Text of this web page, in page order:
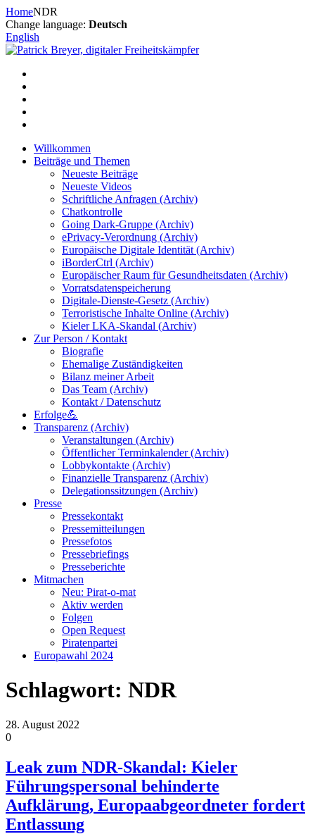
Zum
Inhalt
springen
HomeNDR
Change language: Deutsch
English
Willkommen
Beiträge und Themen
Neueste Beiträge
Neueste Videos
Schriftliche Anfragen (Archiv)
Chatkontrolle
Going Dark-Gruppe (Archiv)
ePrivacy-Verordnung (Archiv)
Europäische Digitale Identität (Archiv)
iBorderCtrl (Archiv)
Europäischer Raum für Gesundheitsdaten (Archiv)
Vorratsdatenspeicherung
Digitale-Dienste-Gesetz (Archiv)
Terroristische Inhalte Online (Archiv)
Kieler LKA-Skandal (Archiv)
Zur Person / Kontakt
Biografie
Ehemalige Zuständigkeiten
Bilanz meiner Arbeit
Das Team (Archiv)
Kontakt / Datenschutz
Erfolge💪
Transparenz (Archiv)
Veranstaltungen (Archiv)
Öffentlicher Terminkalender (Archiv)
Lobbykontakte (Archiv)
Finanzielle Transparenz (Archiv)
Delegationssitzungen (Archiv)
Presse
Pressekontakt
Pressemitteilungen
Pressefotos
Pressebriefings
Presseberichte
Mitmachen
Neu: Pirat-o-mat
Aktiv werden
Folgen
Open Request
Piratenpartei
Europawahl 2024
Schlagwort: NDR
28. August 2022
0
Leak zum NDR-Skandal: Kieler
Führungspersonal behinderte
Aufklärung, Europaabgeordneter fordert
Entlassung